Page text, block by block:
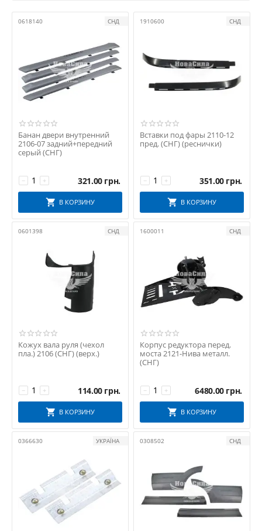
ДААЗ
РЫСЬ
СНД
ТУРЦІЯ
ТюнАВТО
УКРАЇНА
Формула Світла
0618140 СНД
Банан двери внутренний
2106-07 задний+передний
серый (СНГ)
+
− 321.00 грн.
В КОРЗИНУ
1910600 СНД
Вставки под фары 2110-12
пред. (СНГ) (реснички)
+
− 351.00 грн.
В КОРЗИНУ
0601398 СНД
Кожух вала руля (чехол
пла.) 2106 (СНГ) (верх.)
+
− 114.00 грн.
В КОРЗИНУ
1600011 СНД
Корпус редуктора перед.
моста 2121-Нива металл.
(СНГ)
+
− 6480.00 грн.
В КОРЗИНУ
0366630 УКРАЇНА 0308502 СНД